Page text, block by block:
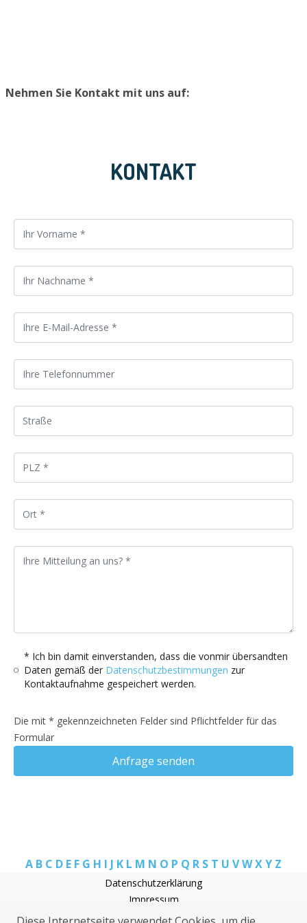
Nehmen Sie Kontakt mit uns auf:
KONTAKT
* Ich bin damit einverstanden, dass die vonmir übersandten
Daten gemäß der Datenschutzbestimmungen zur
Kontaktaufnahme gespeichert werden.
Die mit * gekennzeichneten Felder sind Pflichtfelder für das
Formular
Anfrage senden
A B C D E F G H I J K L M N O P Q R S T U VWXY Z
Datenschutzerklärung
Impressum
Rohrreinigung Fernwald